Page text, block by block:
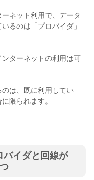
ネット利用で、データ
るのは「プロバイダ」
ターネットの利用は可
は、既に利用してい
限られます。
バイダと回線が